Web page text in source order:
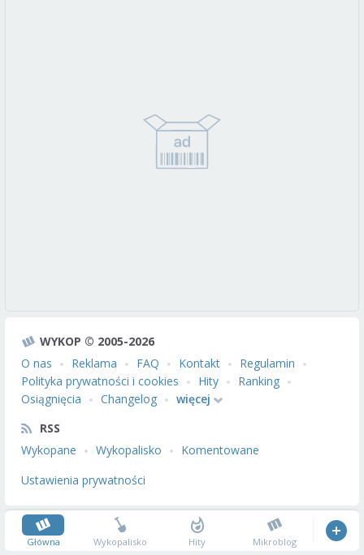
WYKOP © 2005-2026
O nas
Reklama FAQ Kontakt
Regulamin
Polityka prywatności i cookies
Hity
Ranking
Osiągnięcia
Changelog
więcej
RSS
Wykopane
Wykopalisko
Komentowane
Ustawienia prywatności
Główna Wykopalisko Hity Mikroblog